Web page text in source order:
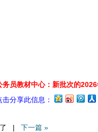
务员教材中心：新批次的
击分享此信息：
了 | 下一篇 »